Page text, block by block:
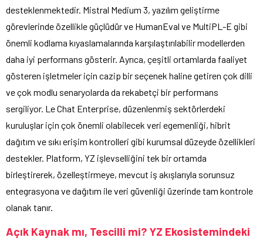
desteklenmektedir. Mistral Medium 3, yazılım geliştirme
görevlerinde özellikle güçlüdür ve HumanEval ve MultiPL-E gibi
önemli kodlama kıyaslamalarında karşılaştırılabilir modellerden
daha iyi performans gösterir. Ayrıca, çeşitli ortamlarda faaliyet
gösteren işletmeler için cazip bir seçenek haline getiren çok dilli
ve çok modlu senaryolarda da rekabetçi bir performans
sergiliyor. Le Chat Enterprise, düzenlenmiş sektörlerdeki
kuruluşlar için çok önemli olabilecek veri egemenliği, hibrit
dağıtım ve sıkı erişim kontrolleri gibi kurumsal düzeyde özellikleri
destekler. Platform, YZ işlevselliğini tek bir ortamda
birleştirerek, özelleştirmeye, mevcut iş akışlarıyla sorunsuz
entegrasyona ve dağıtım ile veri güvenliği üzerinde tam kontrole
olanak tanır.
Açık Kaynak mı, Tescilli mi? YZ Ekosistemindeki